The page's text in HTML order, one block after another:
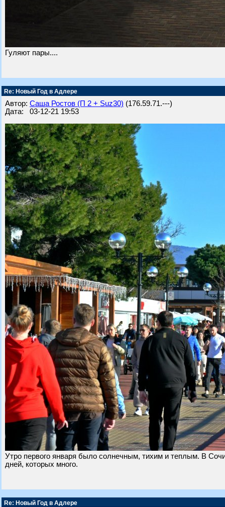
Гуляют пары....
Re: Новый Год в Адлере
Автор: Саша Ростов (П 2 + Suz30) (176.59.71.---)
Дата: 03-12-21 19:53
Утро первого января было солнечным, тихим и теплым. В
дней, которых много.
Re: Новый Год в Адлере